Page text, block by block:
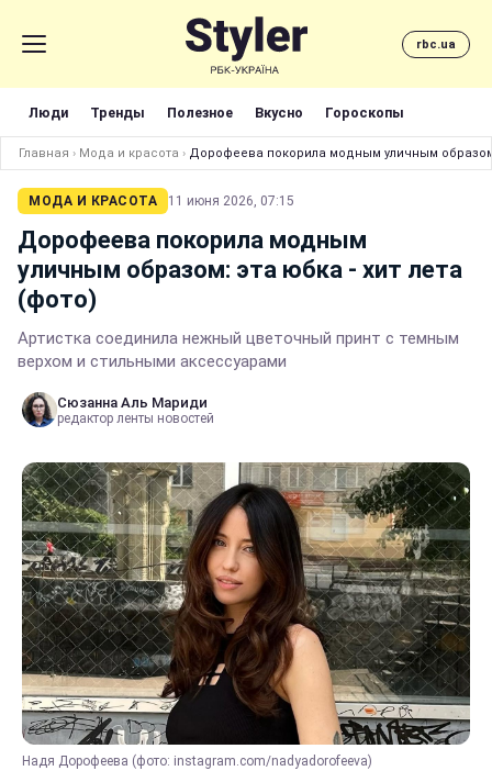
rbc.ua
Люди Тренды Полезное Вкусно Гороскопы
Главная › Мода и красота › Дорофеева покорила модным уличным
МОДА И КРАСОТА 11 июня 2026, 07:15
Дорофеева покорила модным
уличным образом: эта юбка - хит лета
(фото)
Артистка соединила нежный цветочный принт с темным
верхом и стильными аксессуарами
Сюзанна Аль Мариди
редактор ленты новостей
Надя Дорофеева (фото: instagram.com/nadyadorofeeva)